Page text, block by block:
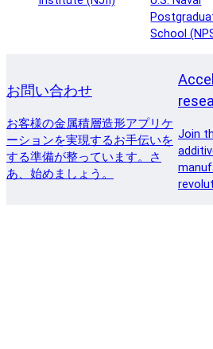
School
お問い合わせ
お客様の金属積層造形アプリケ
ーションを実現するお手伝いを
する準備が整っています。さ
あ、始めましょう。
Join